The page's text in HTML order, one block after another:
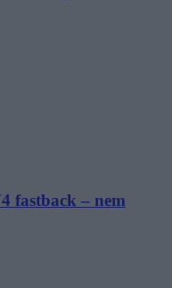
fastback – nem